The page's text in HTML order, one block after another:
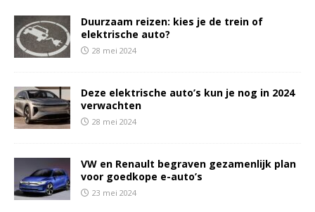
Duurzaam reizen: kies je de trein of
elektrische auto?
28 mei 2024
Deze elektrische auto’s kun je nog in 2024
verwachten
28 mei 2024
VW en Renault begraven gezamenlijk plan
voor goedkope e-auto’s
23 mei 2024